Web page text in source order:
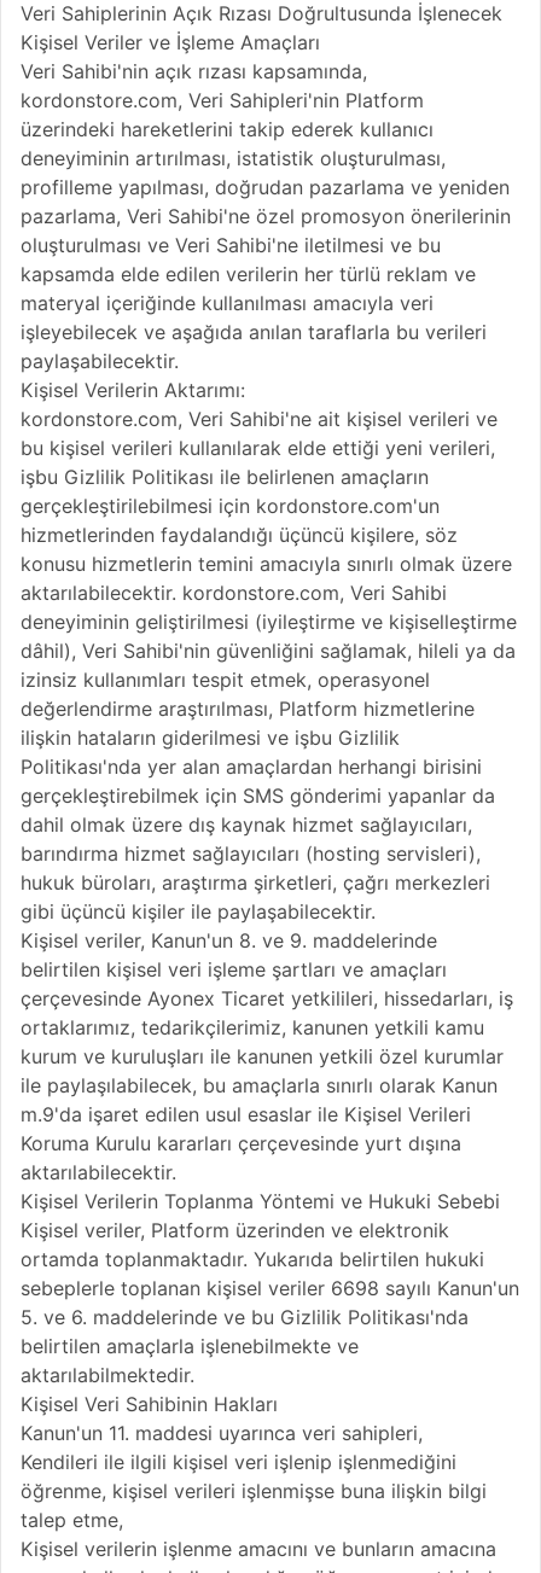
Veri Sahiplerinin Açık Rızası Doğrultusunda İşlenecek
Kişisel Veriler ve İşleme Amaçları
Veri Sahibi'nin açık rızası kapsamında,
kordonstore.com, Veri Sahipleri'nin Platform
üzerindeki hareketlerini takip ederek kullanıcı
deneyiminin artırılması, istatistik oluşturulması,
profilleme yapılması, doğrudan pazarlama ve yeniden
pazarlama, Veri Sahibi'ne özel promosyon önerilerinin
oluşturulması ve Veri Sahibi'ne iletilmesi ve bu
kapsamda elde edilen verilerin her türlü reklam ve
materyal içeriğinde kullanılması amacıyla veri
işleyebilecek ve aşağıda anılan taraflarla bu verileri
paylaşabilecektir.
Kişisel Verilerin Aktarımı:
kordonstore.com, Veri Sahibi'ne ait kişisel verileri ve
bu kişisel verileri kullanılarak elde ettiği yeni verileri,
işbu Gizlilik Politikası ile belirlenen amaçların
gerçekleştirilebilmesi için kordonstore.com'un
hizmetlerinden faydalandığı üçüncü kişilere, söz
konusu hizmetlerin temini amacıyla sınırlı olmak üzere
aktarılabilecektir. kordonstore.com, Veri Sahibi
deneyiminin geliştirilmesi (iyileştirme ve kişiselleştirme
dâhil), Veri Sahibi'nin güvenliğini sağlamak, hileli ya da
izinsiz kullanımları tespit etmek, operasyonel
değerlendirme araştırılması, Platform hizmetlerine
ilişkin hataların giderilmesi ve işbu Gizlilik
Politikası'nda yer alan amaçlardan herhangi birisini
gerçekleştirebilmek için SMS gönderimi yapanlar da
dahil olmak üzere dış kaynak hizmet sağlayıcıları,
barındırma hizmet sağlayıcıları (hosting servisleri),
hukuk büroları, araştırma şirketleri, çağrı merkezleri
gibi üçüncü kişiler ile paylaşabilecektir.
Kişisel veriler, Kanun'un 8. ve 9. maddelerinde
belirtilen kişisel veri işleme şartları ve amaçları
çerçevesinde Ayonex Ticaret yetkilileri, hissedarları, iş
ortaklarımız, tedarikçilerimiz, kanunen yetkili kamu
kurum ve kuruluşları ile kanunen yetkili özel kurumlar
ile paylaşılabilecek, bu amaçlarla sınırlı olarak Kanun
m.9'da işaret edilen usul esaslar ile Kişisel Verileri
Koruma Kurulu kararları çerçevesinde yurt dışına
aktarılabilecektir.
Kişisel Verilerin Toplanma Yöntemi ve Hukuki Sebebi
Kişisel veriler, Platform üzerinden ve elektronik
ortamda toplanmaktadır. Yukarıda belirtilen hukuki
sebeplerle toplanan kişisel veriler 6698 sayılı Kanun'un
5. ve 6. maddelerinde ve bu Gizlilik Politikası'nda
belirtilen amaçlarla işlenebilmekte ve
aktarılabilmektedir.
Kişisel Veri Sahibinin Hakları
Kanun'un 11. maddesi uyarınca veri sahipleri,
Kendileri ile ilgili kişisel veri işlenip işlenmediğini
öğrenme, kişisel verileri işlenmişse buna ilişkin bilgi
talep etme,
Kişisel verilerin işlenme amacını ve bunların amacına